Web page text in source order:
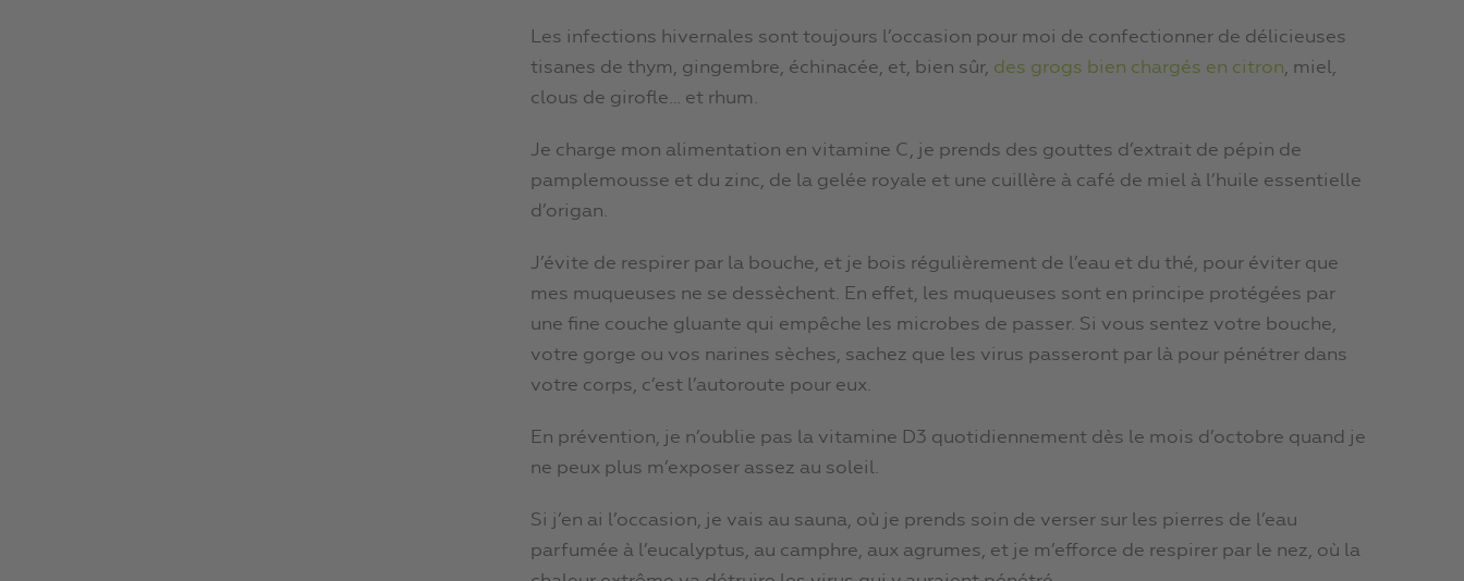
Les infections hivernales sont toujours l’occasion pour moi de confectionner de délicieuses
tisanes de thym, gingembre, échinacée, et, bien sûr, des grogs bien chargés en citron, miel,
clous de girofle… et rhum.
Je charge mon alimentation en vitamine C, je prends des gouttes d’extrait de pépin de
pamplemousse et du zinc, de la gelée royale et une cuillère à café de miel à l’huile essentielle
d’origan.
J’évite de respirer par la bouche, et je bois régulièrement de l’eau et du thé, pour éviter que
mes muqueuses ne se dessèchent. En effet, les muqueuses sont en principe protégées par
une fine couche gluante qui empêche les microbes de passer. Si vous sentez votre bouche,
votre gorge ou vos narines sèches, sachez que les virus passeront par là pour pénétrer dans
votre corps, c’est l’autoroute pour eux.
En prévention, je n’oublie pas la vitamine D3 quotidiennement dès le mois d’octobre quand je
ne peux plus m’exposer assez au soleil.
Si j’en ai l’occasion, je vais au sauna, où je prends soin de verser sur les pierres de l’eau
parfumée à l’eucalyptus, au camphre, aux agrumes, et je m’efforce de respirer par le nez, où la